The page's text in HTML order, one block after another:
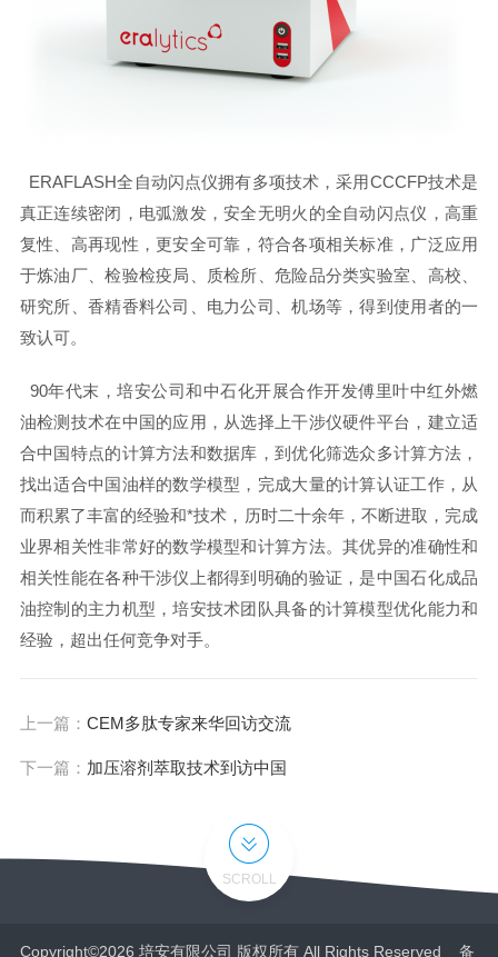
ERAFLASH全自动闪点仪拥有多项技术，采用CCCFP技术是
真正连续密闭，电弧激发，安全无明火的全自动闪点仪，高重
复性、高再现性，更安全可靠，符合各项相关标准，广泛应用
于炼油厂、检验检疫局、质检所、危险品分类实验室、高校、
研究所、香精香料公司、电力公司、机场等，得到使用者的一
致认可。
90年代末，培安公司和中石化开展合作开发傅里叶中红外燃
油检测技术在中国的应用，从选择上干涉仪硬件平台，建立适
合中国特点的计算方法和数据库，到优化筛选众多计算方法，
找出适合中国油样的数学模型，完成大量的计算认证工作，从
而积累了丰富的经验和*技术，历时二十余年，不断进取，完成
业界相关性非常好的数学模型和计算方法。其优异的准确性和
相关性能在各种干涉仪上都得到明确的验证，是中国石化成品
油控制的主力机型，培安技术团队具备的计算模型优化能力和
经验，超出任何竞争对手。
上一篇： CEM多肽专家来华回访交流
下一篇： 加压溶剂萃取技术到访中国
SCROLL
Copyright©2026 培安有限公司 版权所有 All Rights Reserved 备